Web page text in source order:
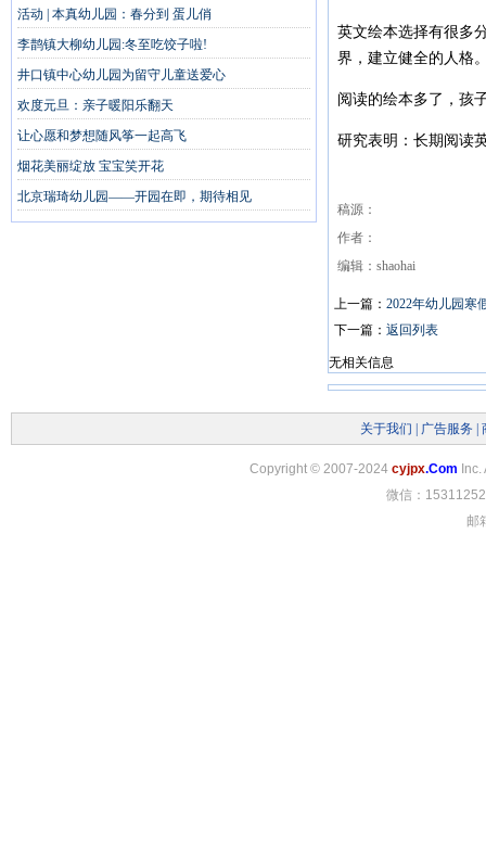
活动 | 本真幼儿园：春分到 蛋儿俏
李鹊镇大柳幼儿园:冬至吃饺子啦!
井口镇中心幼儿园为留守儿童送爱心
欢度元旦：亲子暖阳乐翻天
让心愿和梦想随风筝一起高飞
烟花美丽绽放 宝宝笑开花
北京瑞琦幼儿园——开园在即，期待相见
英文绘本选择有很多
界，建立健全的人格
阅读的绘本多了，孩
研究表明：长期阅读
稿源：
作者：
编辑：shaohai
上一篇： 2022年幼儿园寒
下一篇： 返回列表
无相关信息
关于我们 | 广告服务 |
Copyright © 2007-2024 cyjpx.Com Inc.
微信：
邮